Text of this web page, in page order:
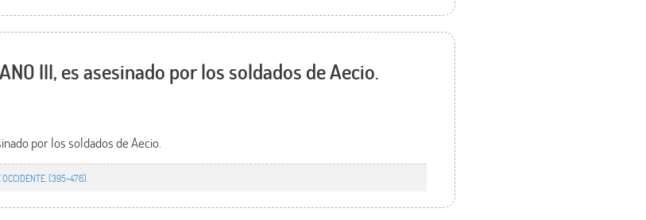
III, es asesinado por los soldados de Aecio.
por los soldados de Aecio.
OCCIDENTE. (395-476).